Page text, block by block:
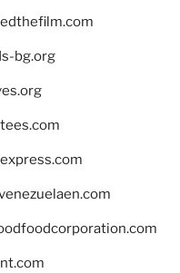
bg.org